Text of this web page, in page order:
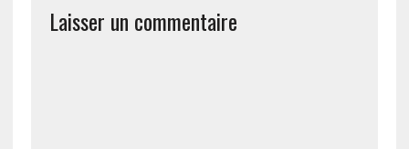
Laisser un commentaire